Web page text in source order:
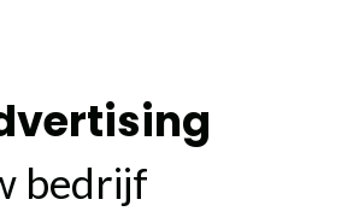
bedrijf